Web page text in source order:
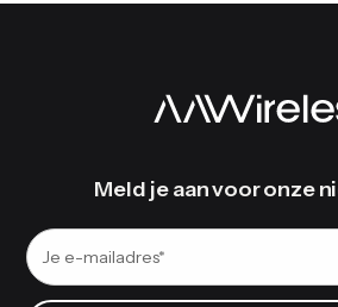
Meld je aan voor onze